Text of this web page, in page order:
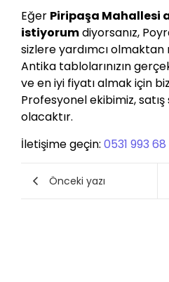
Eğer Piripaşa
istiyorumdiyorsanız,
sizlere yardımcı olmaktan
Antika tablolarınızın
ve en iyi fiyatı almak için
Profesyonel ekibimiz,
olacaktır.
İletişime geçin: 0531 993
Önceki yazı